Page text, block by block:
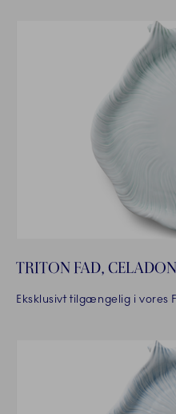
TRITON FAD,
Eksklusivt tilgængelig i vores